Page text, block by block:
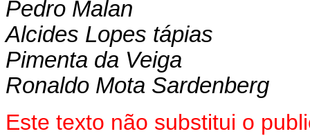
Pedro Malan
Alcides Lopes tápias
Pimenta da Veiga
Ronaldo Mota Sardenberg
Este texto não substitui o